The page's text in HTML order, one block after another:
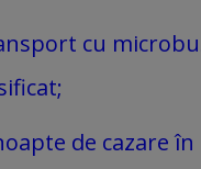
cu
de cazare